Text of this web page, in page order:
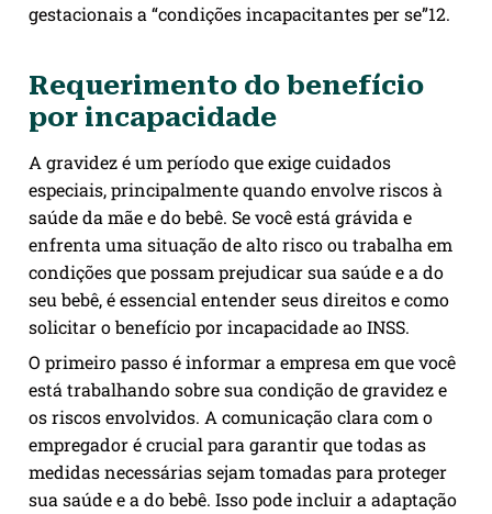
gestacionais a “condições incapacitantes per se”12.
Requerimento do benefício
por incapacidade
A gravidez é um período que exige cuidados
especiais, principalmente quando envolve riscos à
saúde da mãe e do bebê. Se você está grávida e
enfrenta uma situação de alto risco ou trabalha em
condições que possam prejudicar sua saúde e a do
seu bebê, é essencial entender seus direitos e como
solicitar o benefício por incapacidade ao INSS.
O primeiro passo é informar a empresa em que você
está trabalhando sobre sua condição de gravidez e
os riscos envolvidos. A comunicação clara com o
empregador é crucial para garantir que todas as
medidas necessárias sejam tomadas para proteger
sua saúde e a do bebê. Isso pode incluir a adaptação